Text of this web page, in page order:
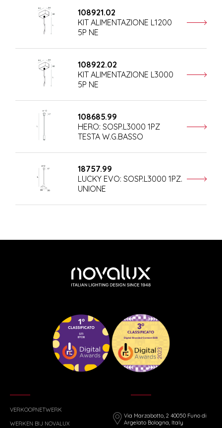
108921.02
KIT ALIMENTAZIONE L1200
5P NE
108922.02
KIT ALIMENTAZIONE L3000
5P NE
108685.99
HERO: SOSP.L3000 1PZ
TESTA W.G.BASSO
18757.99
LUCKY EVO: SOSP.L3000 1PZ.
UNIONE
VERKOOPNETWERK
WERKEN BIJ NOVALUX
Via Marzabotto, 2 40050 Funo di
Argelato Bologna, Italy